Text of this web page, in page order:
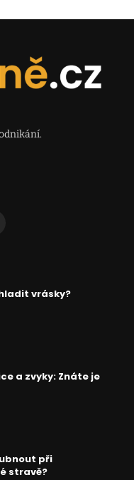
vrásky?
a zvyky: Znáte je
při
stravě?